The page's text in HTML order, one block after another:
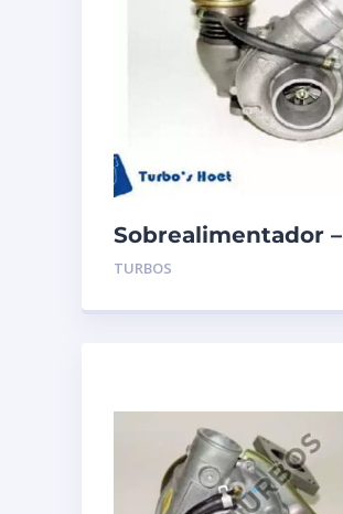
Sobrealimentador –
TURBO’S HOET –
TURBOS